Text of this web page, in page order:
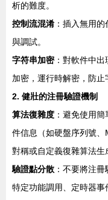
析的難度。
控制流混淆 ：插入無用
與調試。
字符串加密：對軟件中出
加密，運行時解密，防止
2. 健壯的注冊驗證機制
算法復雜度 ：避免使用
件信息（如硬盤序列號
對稱或自定義復雜算法生
驗證點分散 ：不要將注
特定功能調用、定時器